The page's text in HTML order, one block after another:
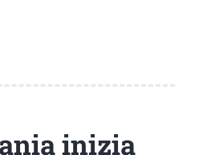
inizia